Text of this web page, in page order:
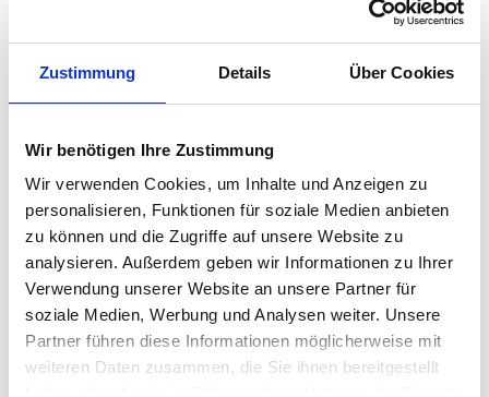
Zustimmung Details Über Cookies
Wir benötigen Ihre Zustimmung
Wir verwenden Cookies, um Inhalte und Anzeigen zu
personalisieren, Funktionen für soziale Medien anbieten
zu können und die Zugriffe auf unsere Website zu
analysieren. Außerdem geben wir Informationen zu Ihrer
Verwendung unserer Website an unsere Partner für
soziale Medien, Werbung und Analysen weiter. Unsere
Partner führen diese Informationen möglicherweise mit
weiteren Daten zusammen, die Sie ihnen bereitgestellt
Immobilienkontor Mroch & Newman GbR
Immobilienmakler
53125
Contract Immobilien GmbH